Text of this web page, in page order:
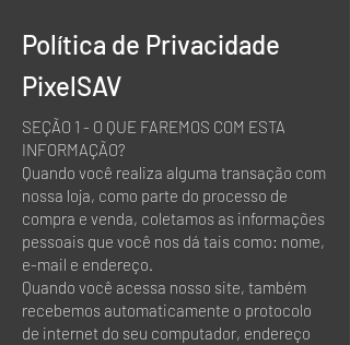
Política de Privacidade
PixelSAV
SEÇÃO 1 - O QUE FAREMOS COM ESTA
INFORMAÇÃO?
Quando você realiza alguma transação com
nossa loja, como parte do processo de
compra e venda, coletamos as informações
pessoais que você nos dá tais como: nome,
e-mail e endereço.
Quando você acessa nosso site, também
recebemos automaticamente o protocolo
de internet do seu computador, endereço